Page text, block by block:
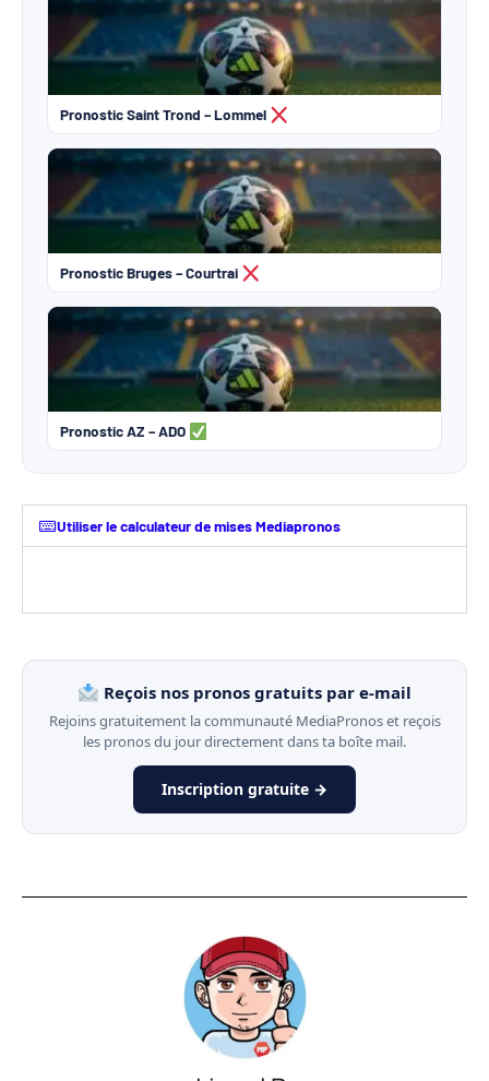
Pronostic Saint Trond – Lommel
Pronostic Bruges – Courtrai
Pronostic AZ – ADO
Utiliser le calculateur de mises Mediapronos
Reçois nos pronos gratuits par e-mail
Rejoins gratuitement la communauté MediaPronos et reçois
les pronos du jour directement dans ta boîte mail.
Inscription gratuite →